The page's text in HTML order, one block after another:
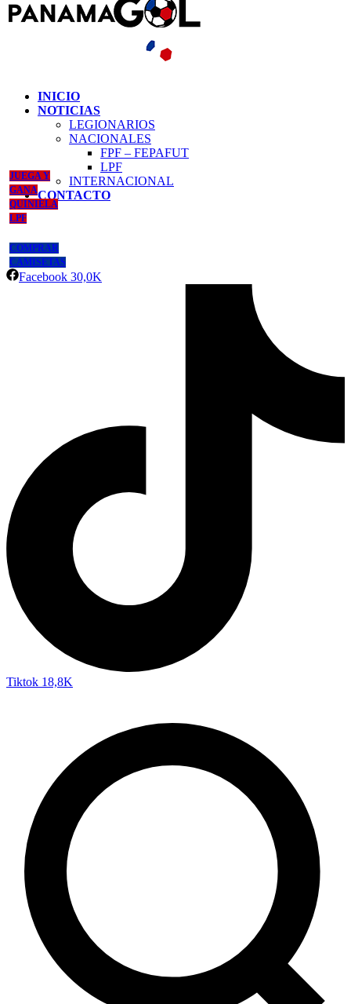
INICIO
NOTICIAS
LEGIONARIOS
NACIONALES
FPF – FEPAFUT
LPF
INTERNACIONAL
CONTACTO
JUEGA Y
GANA
QUINIELA
LPF
COMPRAR
CAMISETAS
Facebook 30,0K
Tiktok 18,8K